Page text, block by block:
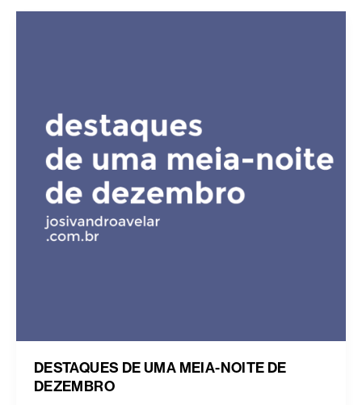
DESTAQUES DE UMA MEIA-NOITE DE
DEZEMBRO